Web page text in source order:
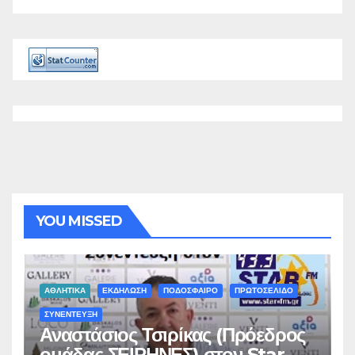
YOU MISSED
ΑΘΛΗΤΙΚΑ ΕΚΔΗΛΩΣΗ ΠΟΔΟΣΦΑΙΡΟ ΠΡΩΤΟΣΕΛΙΔΟ
ΣΥΝΕΝΤΕΥΞΗ
Αναστάσιος Τσιρίκας (Πρόεδρος